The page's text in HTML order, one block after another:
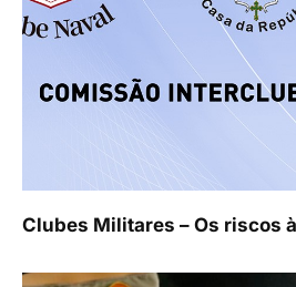
Clubes Militares – Os riscos